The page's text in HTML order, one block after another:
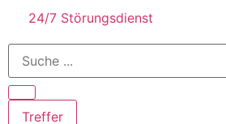
24/7 Störungsdienst
Treffer